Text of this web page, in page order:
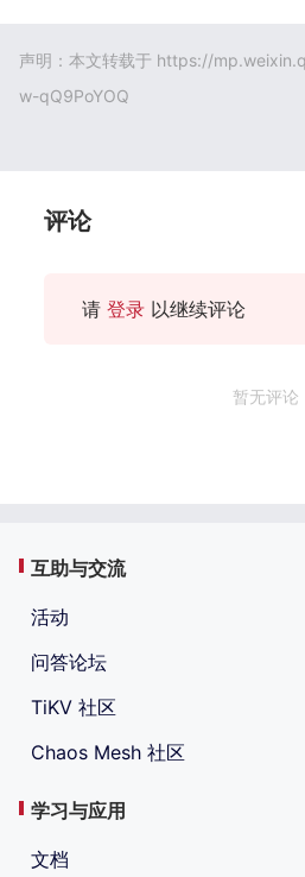
声明：本文转载于 https://
w-qQ9PoYOQ
评论
请 登录 以继续评论
暂无评论
互助与交流
活动
问答论坛
TiKV 社区
Chaos Mesh 社区
学习与应用
文档